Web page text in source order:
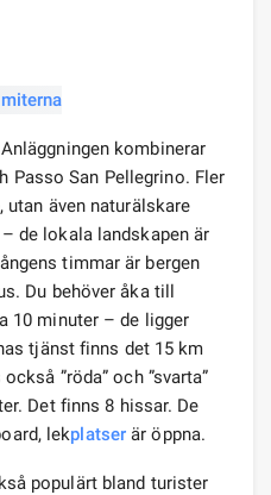
kombinerar
Passo San Pellegrino. Fler
även naturälskare
de lokala landskapen är
timmar är bergen
Du behöver åka till
10 minuter – de ligger
tjänst finns det 15 km
”röda” och ”svarta”
Det finns 8 hissar. De
lekplatser är öppna.
populärt bland turister